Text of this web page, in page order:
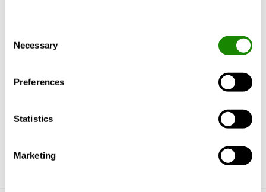
Selection
Necessary
Preferences
Statistics
Marketing
Remote condenser, 5 ÷